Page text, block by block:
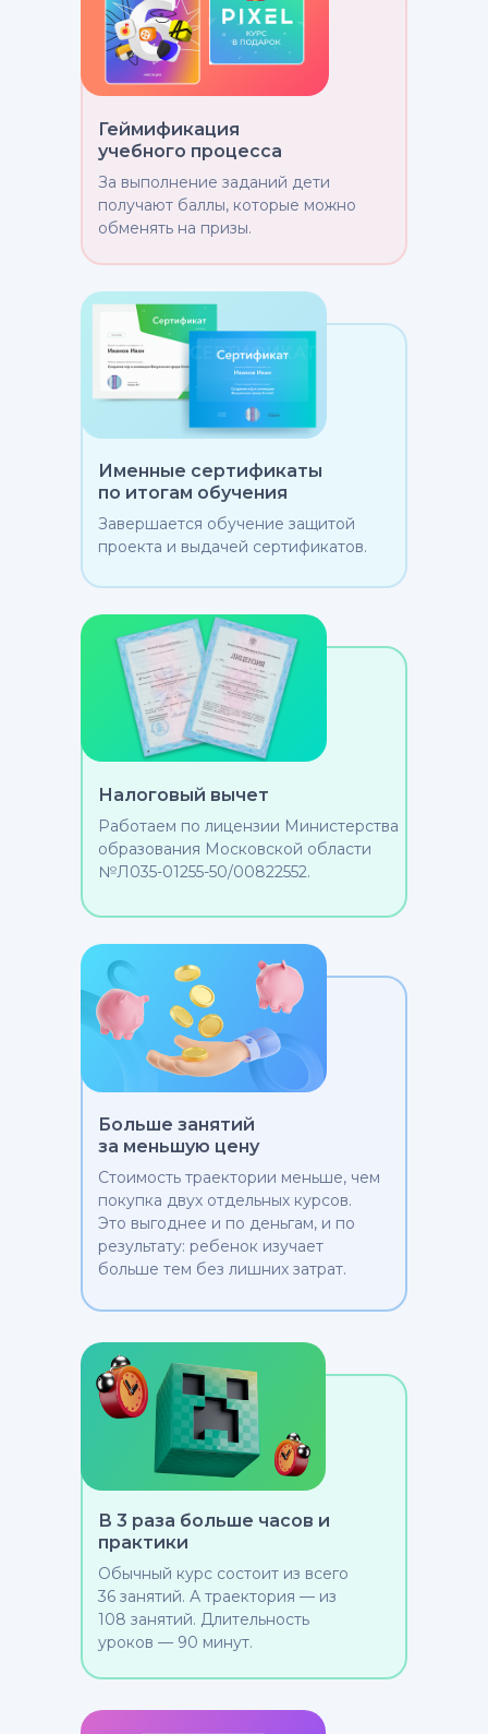
Налоговый вычет
Работаем по лицензии Министерства
образования Московской области
№Л035-01255-50/00822552.
Именные сертификаты
по итогам обучения
Завершается обучение защитой
проекта и выдачей сертификатов.
Больше занятий
за меньшую цену
Стоимость траектории меньше, чем
покупка двух отдельных курсов.
Это выгоднее и по деньгам, и по
результату: ребенок изучает
больше тем без лишних затрат.
В 3 раза больше часов и
практики
Обычный курс состоит из всего
36 занятий. А траектория — из
108 занятий. Длительность
уроков — 90 минут.
Геймификация
учебного процесса
За выполнение заданий дети
получают баллы, которые можно
обменять на призы.